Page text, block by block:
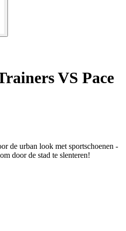
VS Pace
de urban look met sportschoenen -
door de stad te slenteren!